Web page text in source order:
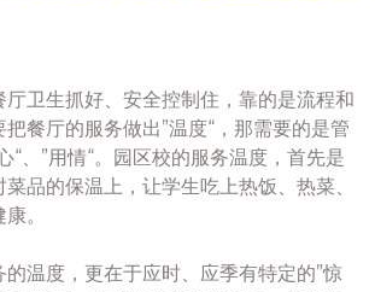
卫生抓好、安全控制住，靠的是流程和
餐厅的服务做出”温度“，那需要的是管
“、”用情“。园区校的服务温度，首先是
品的保温上，让学生吃上热饭、热菜、
。
温度，更在于应时、应季有特定的”惊